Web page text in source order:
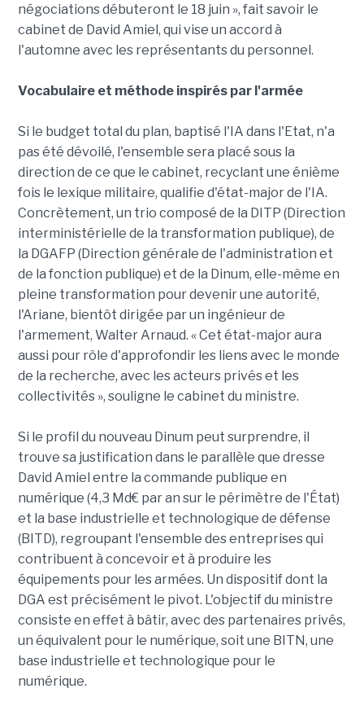
négociations débuteront le 18 juin », fait savoir le
cabinet de David Amiel, qui vise un accord à
l'automne avec les représentants du personnel.
Vocabulaire et méthode inspirés par l'armée
Si le budget total du plan, baptisé l'IA dans l'Etat, n'a
pas été dévoilé, l'ensemble sera placé sous la
direction de ce que le cabinet, recyclant une énième
fois le lexique militaire, qualifie d'état-major de l'IA.
Concrètement, un trio composé de la DITP (Direction
interministérielle de la transformation publique), de
la DGAFP (Direction générale de l'administration et
de la fonction publique) et de la Dinum, elle-même en
pleine transformation pour devenir une autorité,
l'Ariane, bientôt dirigée par un ingénieur de
l'armement, Walter Arnaud. « Cet état-major aura
aussi pour rôle d'approfondir les liens avec le monde
de la recherche, avec les acteurs privés et les
collectivités », souligne le cabinet du ministre.
Si le profil du nouveau Dinum peut surprendre, il
trouve sa justification dans le parallèle que dresse
David Amiel entre la commande publique en
numérique (4,3 Md€ par an sur le périmètre de l'État)
et la base industrielle et technologique de défense
(BITD), regroupant l'ensemble des entreprises qui
contribuent à concevoir et à produire les
équipements pour les armées. Un dispositif dont la
DGA est précisément le pivot. L'objectif du ministre
consiste en effet à bâtir, avec des partenaires privés,
un équivalent pour le numérique, soit une BITN, une
base industrielle et technologique pour le
numérique.